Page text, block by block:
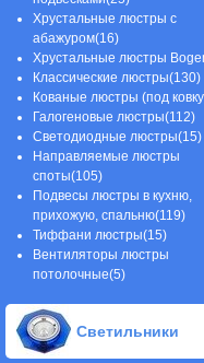
Хрустальные люстры с
абажуром(16)
Хрустальные люстры
Классические люстры(130)
Кованые люстры (под
Галогеновые люстры(112)
Светодиодные люстры(15)
Направляемые люстры
споты(105)
Подвесы люстры в кухню,
прихожую, спальню(119)
Тиффани люстры(15)
Вентиляторы люстры
потолочные(5)
Светильники